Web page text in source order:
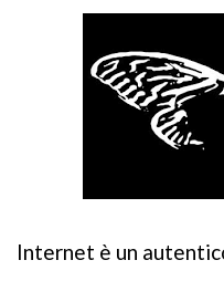
Internet è un